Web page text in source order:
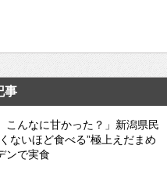
事
こんなに甘かった？」新潟県民
ないほど食べる”極上えだまめ
ンで実食